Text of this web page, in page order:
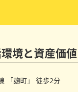
境と資産価
「麹町」 徒歩2分